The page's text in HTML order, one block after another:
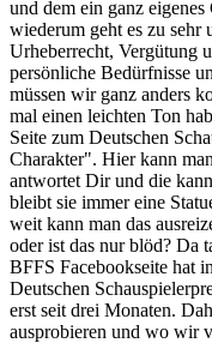
und dem ein ganz
wiederum geht es zu sehr
Urheberrecht, Vergütung
persönliche Bedürfnisse
müssen wir ganz anders
mal einen leichten Ton
Seite zum Deutschen
Charakter". Hier kann
antwortet Dir und die
bleibt sie immer eine
weit kann man das
oder ist das nur blöd? Da
BFFS Facebookseite hat
Deutschen
erst seit drei Monaten.
ausprobieren und wo wir